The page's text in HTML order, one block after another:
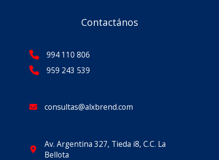
Contactános
994 110 806
959 243 539
consultas@alxbrend.com
Av. Argentina 327, Tieda i8, C.C. La
Bellota